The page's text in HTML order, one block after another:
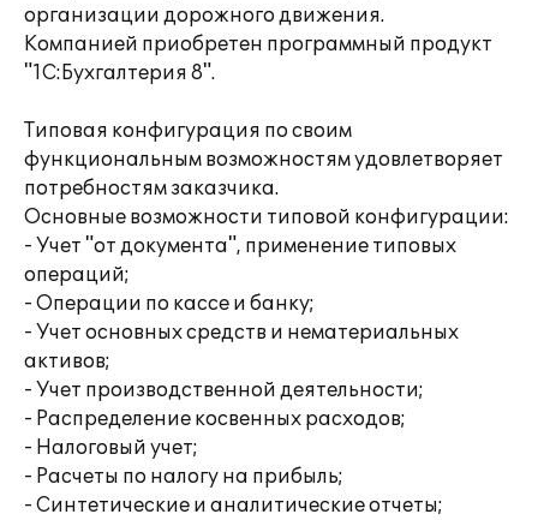
организации дорожного движения.
Компанией приобретен программный продукт
"1С:Бухгалтерия 8".
Типовая конфигурация по своим
функциональным возможностям удовлетворяет
потребностям заказчика.
Основные возможности типовой конфигурации:
- Учет "от документа", применение типовых
операций;
- Операции по кассе и банку;
- Учет основных средств и нематериальных
активов;
- Учет производственной деятельности;
- Распределение косвенных расходов;
- Налоговый учет;
- Расчеты по налогу на прибыль;
- Синтетические и аналитические отчеты;